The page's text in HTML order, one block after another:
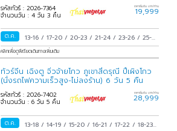
รหัสทัวร์ : 2026-7364
จำนวนวัน : 4 วัน 3 คืน
ราคาเริ่มต้น บาท/ท่าน
19,999
ต.ค. 13-16/17-20/20-23/21-24/23-26/25-
28/28-31/
คลิกเพื่อดูพีเรียดเดินทางเพิ่มเติม
ทัวร์จีน เฉิงตู จิ่วจ้ายโกว ภูเขาสี่ดรุณี ปี้เผิงโกว
(นั่งรถไฟความเร็วสูง-ไม่ลงร้าน) 6 วัน 5 คืน
รหัสทัวร์ : 2026-7402
จำนวนวัน : 6 วัน 5 คืน
ราคาเริ่มต้น บาท/ท่าน
28,999
ต.ค. 13-18/14-19/15-20/16-21/17-22/18-23/